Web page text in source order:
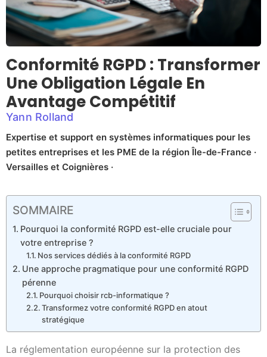
Conformité RGPD : Transformer
Une Obligation Légale En
Avantage Compétitif
Yann Rolland
Expertise et support en systèmes informatiques pour les
petites entreprises et les PME de la région Île-de-France ·
Versailles et Coignières ·
SOMMAIRE
Pourquoi la conformité RGPD est-elle cruciale pour
votre entreprise ?
Nos services dédiés à la conformité RGPD
Une approche pragmatique pour une conformité RGPD
pérenne
Pourquoi choisir rcb-informatique ?
Transformez votre conformité RGPD en atout
stratégique
La réglementation européenne sur la protection des